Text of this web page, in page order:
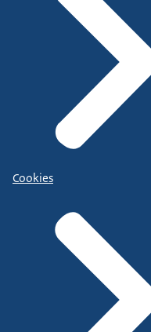
Cookies